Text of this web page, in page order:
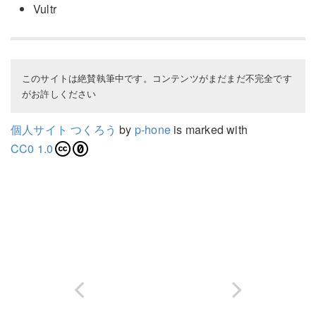
Vultr
このサイトは絶賛執筆中です。コンテンツがまだまだ不完全です
がお許しください
個人サイト つくろう by p-hone is marked with
CC0 1.0